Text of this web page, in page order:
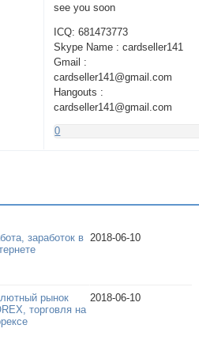
see you soon
ICQ: 681473773
Skype Name : cardseller141
Gmail :
cardseller141@gmail.com
Hangouts :
cardseller141@gmail.com
0
заработок в 2018-06-10
рынок
торговля на
2018-06-10